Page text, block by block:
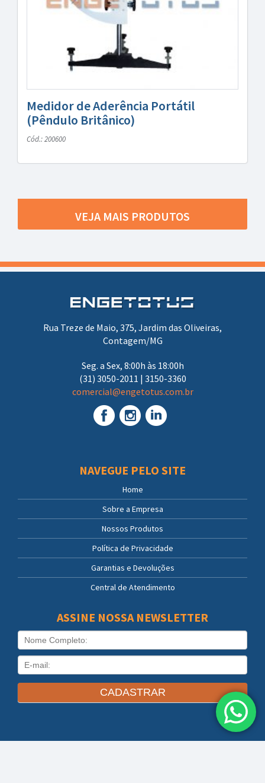
Medidor de Aderência Portátil
(Pêndulo Britânico)
Cód.: 200600
VEJA MAIS PRODUTOS
Rua Treze de Maio, 375, Jardim das Oliveiras,
Contagem/MG
Seg. a Sex, 8:00h às 18:00h
(31) 3050-2011 | 3150-3360
comercial@engetotus.com.br
NAVEGUE PELO SITE
Home
Sobre a Empresa
Nossos Produtos
Política de Privacidade
Garantias e Devoluções
Central de Atendimento
ASSINE NOSSA NEWSLETTER